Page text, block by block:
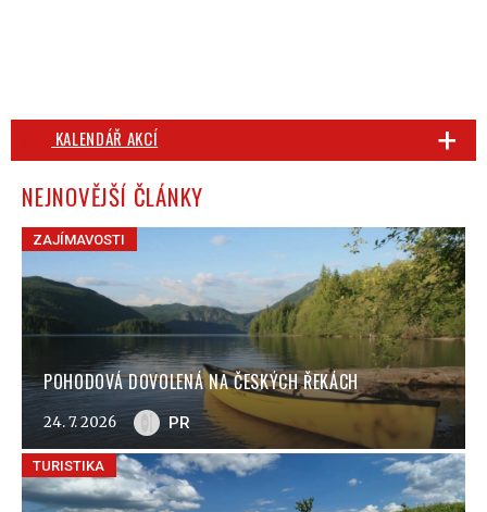
KALENDÁŘ AKCÍ
NEJNOVĚJŠÍ ČLÁNKY
ZAJÍMAVOSTI
POHODOVÁ DOVOLENÁ NA ČESKÝCH ŘEKÁCH
24. 7. 2026 PR
TURISTIKA